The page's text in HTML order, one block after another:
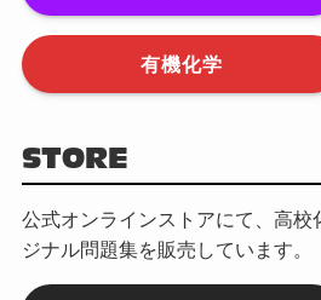
有機化学
STORE
公式オンラインストアにて、高校
ジナル問題集を販売しています。